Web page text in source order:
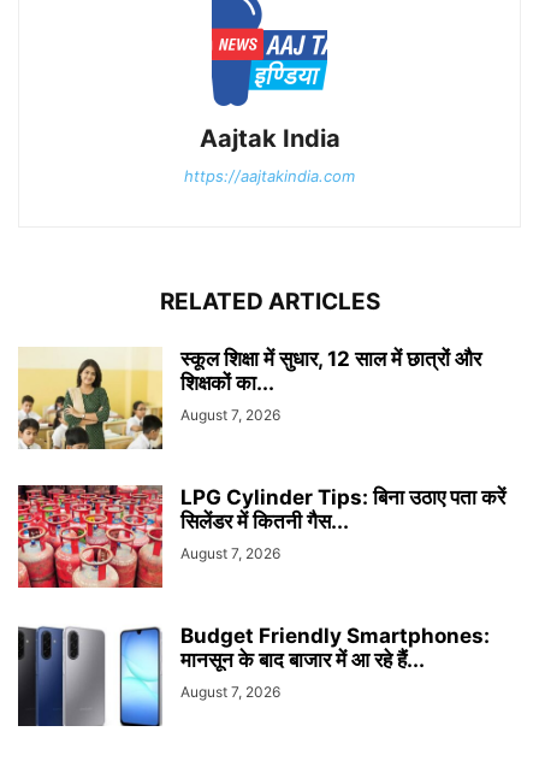
Aajtak India
https://aajtakindia.com
RELATED ARTICLES
स्कूल शिक्षा में सुधार, 12 साल में छात्रों और
शिक्षकों का...
August 7, 2026
LPG Cylinder Tips: बिना उठाए पता करें
सिलेंडर में कितनी गैस...
August 7, 2026
Budget Friendly Smartphones:
मानसून के बाद बाजार में आ रहे हैं...
August 7, 2026